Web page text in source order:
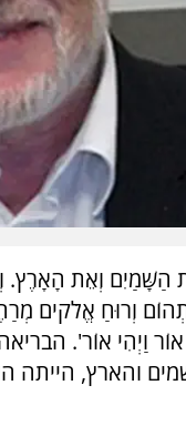
הַשָּׁמַיִם וְאֵת הָאָרֶץ.
וְרוּחַ אֱלֹקים
וַיְהִי אוֹר'.
והארץ, הייתה